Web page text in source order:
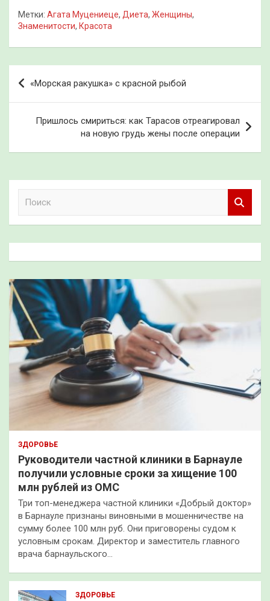
Метки: Агата Муцениеце, Диета, Женщины,
Знаменитости, Красота
Навигация
по
записям
«Морская ракушка» с красной рыбой
Пришлось смириться: как Тарасов отреагировал
на новую грудь жены после операции
к
ЗДОРОВЬЕ
Руководители частной клиники в Барнауле
получили условные сроки за хищение 100
млн рублей из ОМС
Три топ-менеджера частной клиники «Добрый доктор»
в Барнауле признаны виновными в мошенничестве на
сумму более 100 млн руб. Они приговорены судом к
условным срокам. Директор и заместитель главного
врача барнаульского…
ЗДОРОВЬЕ